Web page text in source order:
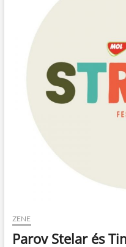
ZENE
Parov Stelar és